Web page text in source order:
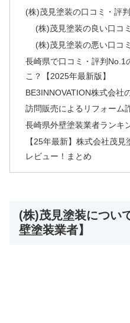
(株)茂見塗装の口コミ・評
(株)茂見塗装の良い口コ
(株)茂見塗装の悪い口コ
長崎県で口コミ・評判No.1
こ？【2025年最新版】
BE3INNOVATION株式会社
訪問販売によるリフォーム
長崎県外壁塗装業者ランキ
【25年最新】株式会社茂
レビュー！まとめ
(株)茂見塗装につい
壁塗装業者】